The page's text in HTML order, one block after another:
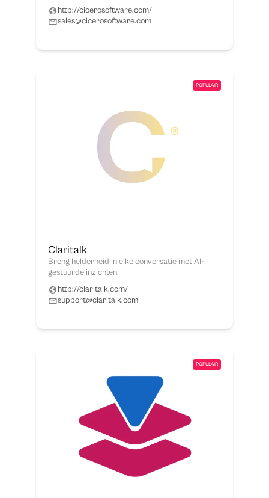
http://cicerosoftware.com/
sales@cicerosoftware.com
POPULAIR
Claritalk
Breng helderheid in elke conversatie met AI-
gestuurde inzichten.
http://claritalk.com/
support@claritalk.com
POPULAIR